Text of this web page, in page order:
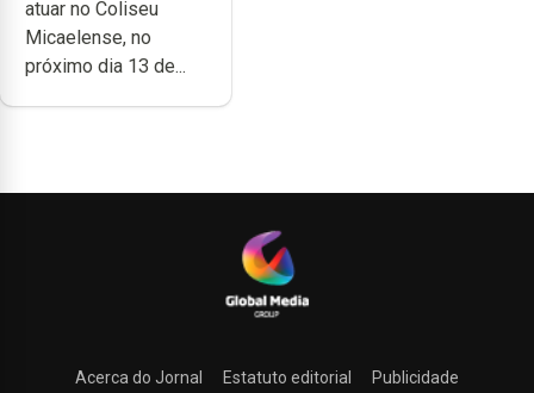
Micaelense
atuar no Coliseu
Micaelense, no
próximo dia 13 de...
Acerca do Jornal Estatuto editorial Publicidade